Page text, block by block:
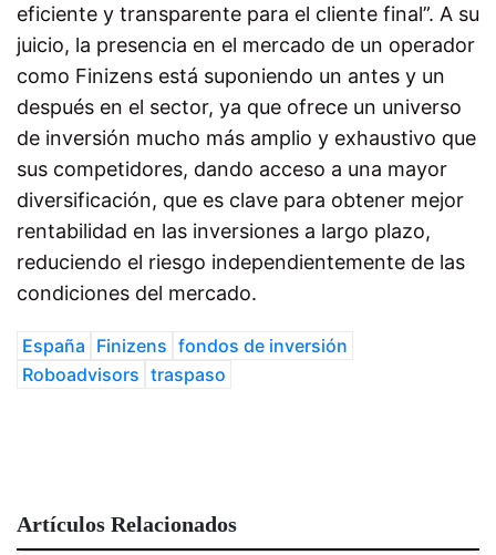
eficiente y transparente para el cliente final”. A su
juicio, la presencia en el mercado de un operador
como Finizens está suponiendo un antes y un
después en el sector, ya que ofrece un universo
de inversión mucho más amplio y exhaustivo que
sus competidores, dando acceso a una mayor
diversificación, que es clave para obtener mejor
rentabilidad en las inversiones a largo plazo,
reduciendo el riesgo independientemente de las
condiciones del mercado.
España Finizens fondos de inversión
Roboadvisors traspaso
Artículos Relacionados